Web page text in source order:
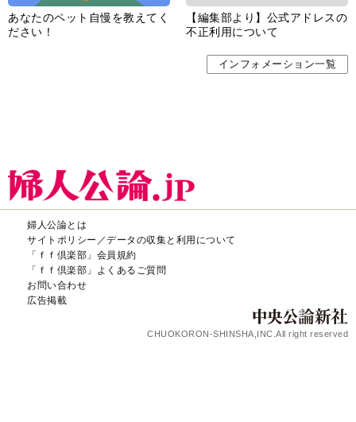
あなたのペット自慢を教えてく
ださい！
【編集部より】公式アドレスの
不正利用について
インフォメーション一覧
婦人公論とは
サイトポリシー／データの収集と利用について
「ｆｆ倶楽部」会員規約
「ｆｆ倶楽部」よくあるご質問
お問い合わせ
広告掲載
CHUOKORON-SHINSHA,INC.All right reserved